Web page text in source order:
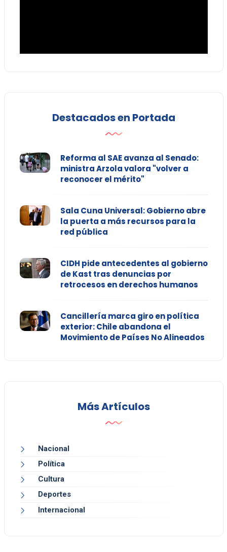
Destacados en Portada
Reforma al SAE avanza al Senado:
ministra Arzola valora "volver a
reconocer el mérito"
Sala Cuna Universal: Gobierno abre
la puerta a más recursos para la
red pública
CIDH pide antecedentes al gobierno
de Kast tras denuncias por
retrocesos en derechos humanos
Cancillería marca giro en política
exterior: Chile abandona el
Movimiento de Países No Alineados
Más Artículos
Nacional
Política
Cultura
Deportes
Internacional